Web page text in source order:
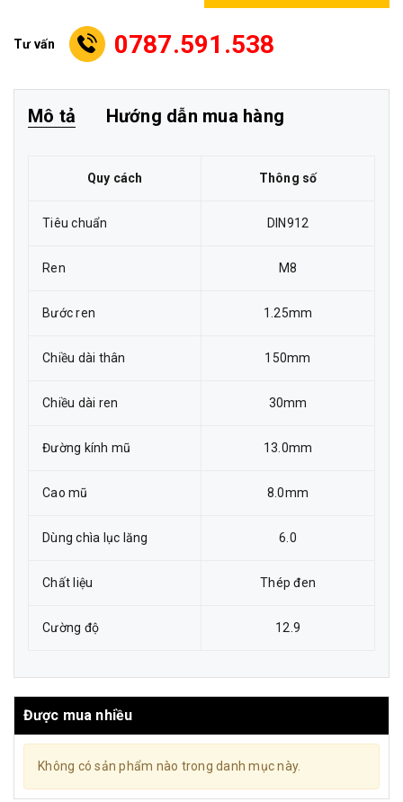
Tư vấn 0787.591.538
Mô tả Hướng dẫn mua hàng
Quy cách Thông số
Tiêu chuẩn DIN912
Ren M8
Bước ren 1.25mm
Chiều dài thân 150mm
Chiều dài ren 30mm
Đường kính mũ 13.0mm
Cao mũ 8.0mm
Dùng chìa lục lăng 6.0
Chất liệu Thép đen
Cường độ 12.9
Được mua nhiều
Không có sản phẩm nào trong danh mục này.